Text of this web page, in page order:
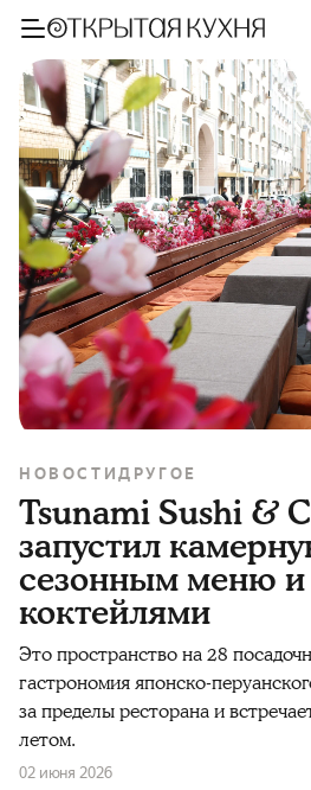
НОВОСТИДРУГОЕ
Tsunami Sushi &
запустил
сезонным меню и
коктейлями
Это пространство на 28
гастрономия японско-
за пределы ресторана и
летом.
02 июня 2026